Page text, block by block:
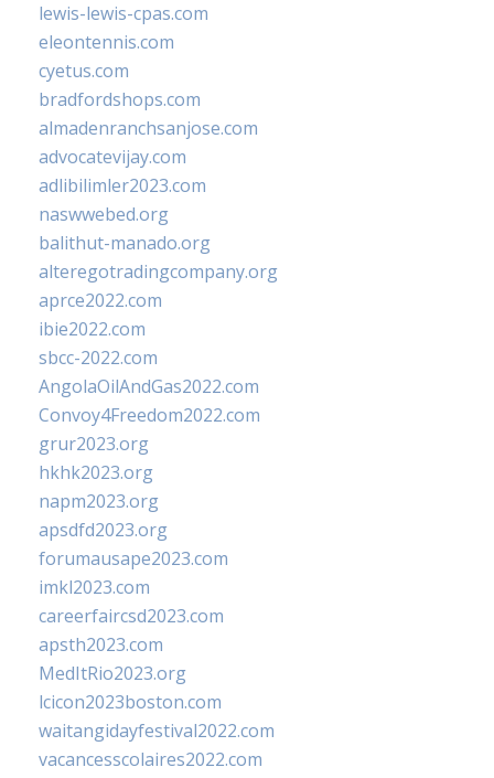
lewis-lewis-cpas.com
eleontennis.com
cyetus.com
bradfordshops.com
almadenranchsanjose.com
advocatevijay.com
adlibilimler2023.com
naswwebed.org
balithut-manado.org
alteregotradingcompany.org
aprce2022.com
ibie2022.com
sbcc-2022.com
AngolaOilAndGas2022.com
Convoy4Freedom2022.com
grur2023.org
hkhk2023.org
napm2023.org
apsdfd2023.org
forumausape2023.com
imkl2023.com
careerfaircsd2023.com
apsth2023.com
MedItRio2023.org
lcicon2023boston.com
waitangidayfestival2022.com
vacancesscolaires2022.com